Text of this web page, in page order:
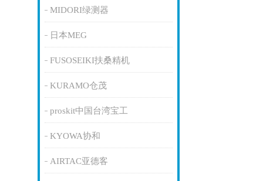
MIDORI绿测器
日本MEG
FUSOSEIKI扶桑精机
KURAMO仓茂
proskit中国台湾宝工
KYOWA协和
AIRTAC亚德客